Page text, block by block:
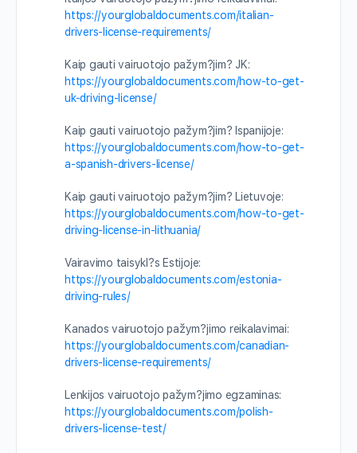
https://yourglobaldocuments.com/italian-
drivers-license-requirements/
Kaip gauti vairuotojo pažym?jim? JK:
https://yourglobaldocuments.com/how-to-get-
uk-driving-license/
Kaip gauti vairuotojo pažym?jim? Ispanijoje:
https://yourglobaldocuments.com/how-to-get-
a-spanish-drivers-license/
Kaip gauti vairuotojo pažym?jim? Lietuvoje:
https://yourglobaldocuments.com/how-to-get-
driving-license-in-lithuania/
Vairavimo taisykl?s Estijoje:
https://yourglobaldocuments.com/estonia-
driving-rules/
Kanados vairuotojo pažym?jimo reikalavimai:
https://yourglobaldocuments.com/canadian-
drivers-license-requirements/
Lenkijos vairuotojo pažym?jimo egzaminas:
https://yourglobaldocuments.com/polish-
drivers-license-test/